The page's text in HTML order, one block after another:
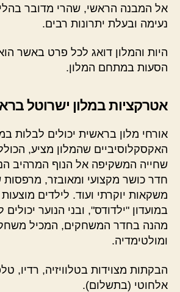
אל המבנה הראשי, שהרי מדובר
נעימה ובעלת יתרונות רבים.
היות והמלון דואג לכל פרט באשר
הסעות במתחם המלון.
אטרקציות במלון ישרוטל
אורחי מלון בראשית יכולים לבלות
האקסקלוסיביים שהמלון מציע,
שחייה המשקיפה אל הנוף המרהיב
חדר כושר מקצועי ומאובזר, מרפסות
משקאות יוקרתי ועוד. לילדים מוצעות
במועדון "ילדודס", ובני הנוער
מהנה בחדר המשחקים, המכיל
ומולטימדיה.
הבקתות מצוידות בטלוויזיה, רדיו,
אלחוטי (בתשלום).